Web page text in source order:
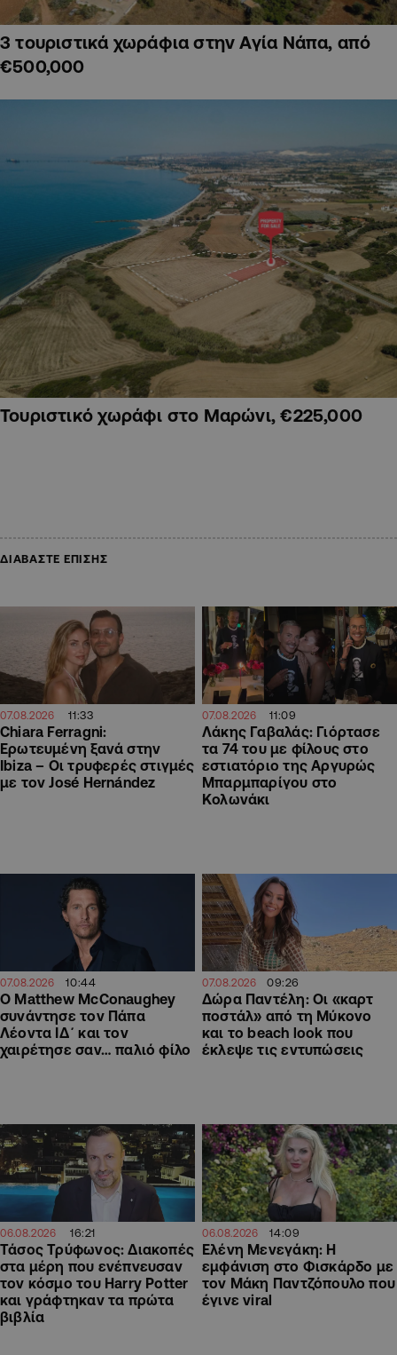
3 τουριστικά χωράφια στην Αγία Νάπα, από
€500,000
Τουριστικό χωράφι στο Μαρώνι, €225,000
ΔΙΑΒΑΣΤΕ ΕΠΙΣΗΣ
07.08.2026 11:33
Chiara Ferragni:
Ερωτευμένη ξανά στην
Ibiza – Οι τρυφερές στιγμές
με τον José Hernández
07.08.2026 11:09
Λάκης Γαβαλάς: Γιόρτασε
τα 74 του με φίλους στο
εστιατόριο της Αργυρώς
Μπαρμπαρίγου στο
Κολωνάκι
07.08.2026 10:44
Ο Matthew McConaughey
συνάντησε τον Πάπα
Λέοντα ΙΔ΄ και τον
χαιρέτησε σαν… παλιό φίλο
07.08.2026 09:26
Δώρα Παντέλη: Οι «καρτ
ποστάλ» από τη Μύκονο
και το beach look που
έκλεψε τις εντυπώσεις
06.08.2026 16:21
Τάσος Τρύφωνος: Διακοπές
στα μέρη που ενέπνευσαν
τον κόσμο του Harry Potter
και γράφτηκαν τα πρώτα
βιβλία
06.08.2026 14:09
Ελένη Μενεγάκη: Η
εμφάνιση στο Φισκάρδο με
τον Μάκη Παντζόπουλο που
έγινε viral